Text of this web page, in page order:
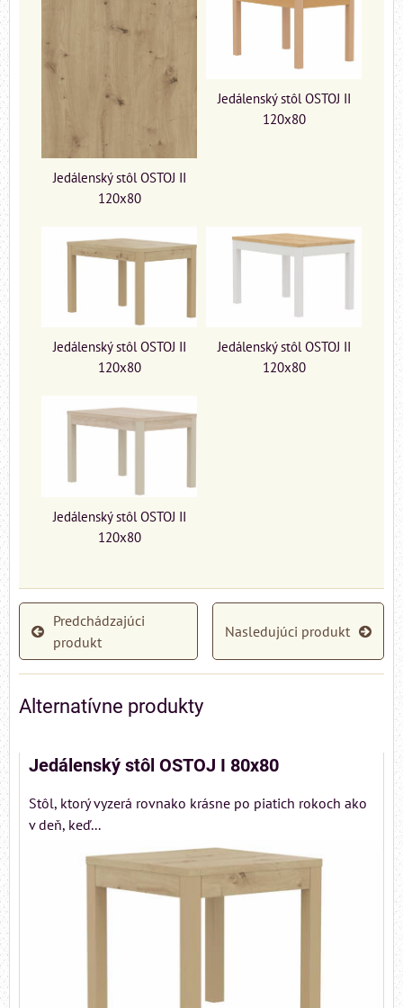
Jedálenský stôl OSTOJ II
120x80
Jedálenský stôl OSTOJ II
120x80
Jedálenský stôl OSTOJ II
120x80
Jedálenský stôl OSTOJ II
120x80
Jedálenský stôl OSTOJ II
120x80
Predchádzajúci
produkt
Nasledujúci produkt
Alternatívne produkty
Jedálenský stôl OSTOJ I 80x80
Stôl, ktorý vyzerá rovnako krásne po piatich rokoch ako
v deň, keď...